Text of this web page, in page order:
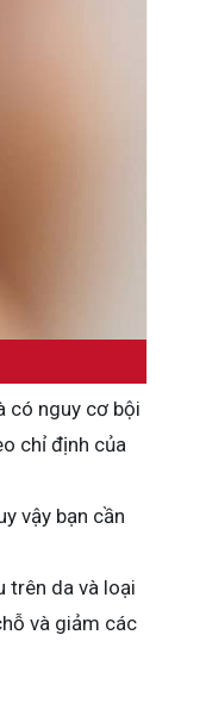
có nguy cơ bội
chỉ định của
vậy bạn cần
trên da và loại
và giảm các